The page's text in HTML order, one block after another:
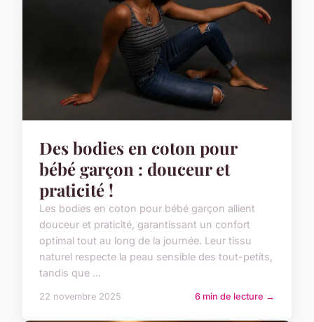
Des bodies en coton pour
bébé garçon : douceur et
praticité !
Les bodies en coton pour bébé garçon allient
douceur et praticité, garantissant un confort
optimal tout au long de la journée. Leur tissu
naturel respecte la peau sensible des tout-petits,
tandis que ...
22 novembre 2025 6 min de lecture →